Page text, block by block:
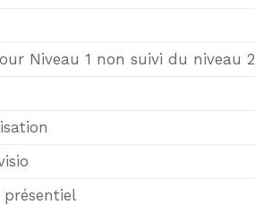
Niveau 1 non suivi du niveau 2
présentiel